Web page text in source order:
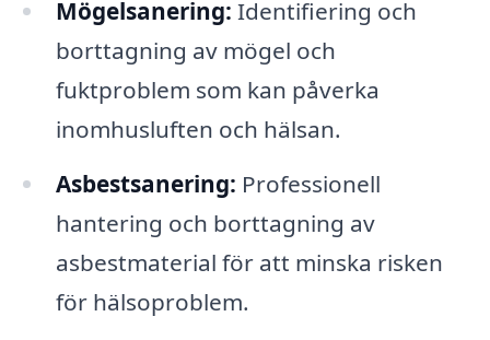
Mögelsanering: Identifiering och
borttagning av mögel och
fuktproblem som kan påverka
inomhusluften och hälsan.
Asbestsanering: Professionell
hantering och borttagning av
asbestmaterial för att minska risken
för hälsoproblem.